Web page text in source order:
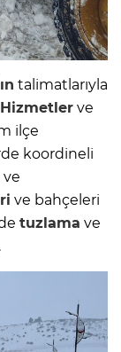
talimatlarıyla
Hizmetler ve
ilçe
koordineli
ve
ve bahçeleri
tuzlama ve